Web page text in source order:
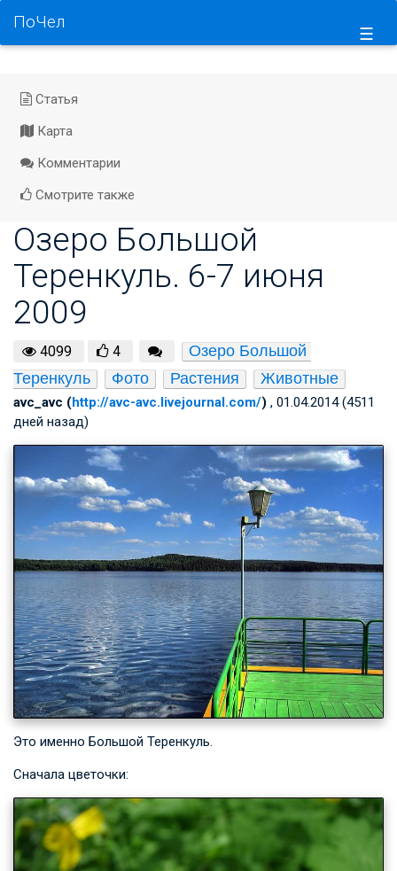
☰
ПоЧел
Статья
Карта
Комментарии
Смотрите также
Озеро Большой
Теренкуль. 6-7 июня
2009
4099 4
Озеро Большой
Теренкуль
Фото Растения Животные
avc_avc (http://avc-avc.livejournal.com/) , 01.04.2014 (4511
дней назад)
Это именно Большой Теренкуль.
Сначала цветочки: